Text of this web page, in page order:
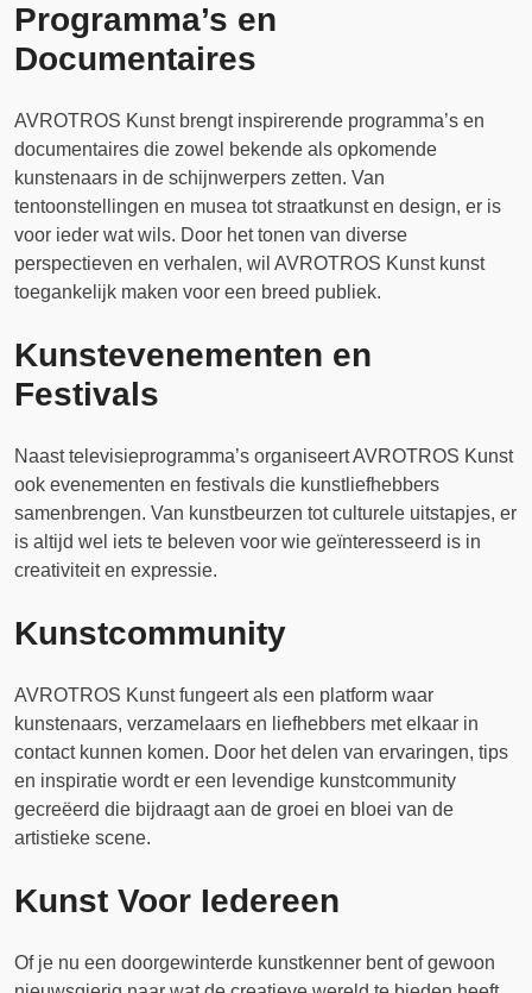
Programma’s en
Documentaires
AVROTROS Kunst brengt inspirerende programma’s en
documentaires die zowel bekende als opkomende
kunstenaars in de schijnwerpers zetten. Van
tentoonstellingen en musea tot straatkunst en design, er is
voor ieder wat wils. Door het tonen van diverse
perspectieven en verhalen, wil AVROTROS Kunst kunst
toegankelijk maken voor een breed publiek.
Kunstevenementen en
Festivals
Naast televisieprogramma’s organiseert AVROTROS Kunst
ook evenementen en festivals die kunstliefhebbers
samenbrengen. Van kunstbeurzen tot culturele uitstapjes, er
is altijd wel iets te beleven voor wie geïnteresseerd is in
creativiteit en expressie.
Kunstcommunity
AVROTROS Kunst fungeert als een platform waar
kunstenaars, verzamelaars en liefhebbers met elkaar in
contact kunnen komen. Door het delen van ervaringen, tips
en inspiratie wordt er een levendige kunstcommunity
gecreëerd die bijdraagt aan de groei en bloei van de
artistieke scene.
Kunst Voor Iedereen
Of je nu een doorgewinterde kunstkenner bent of gewoon